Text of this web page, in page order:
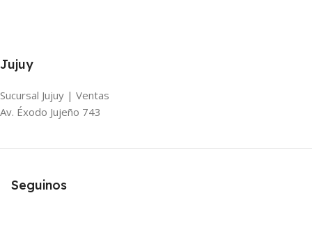
Jujuy
Sucursal Jujuy | Ventas
Av. Éxodo Jujeño 743
Seguinos